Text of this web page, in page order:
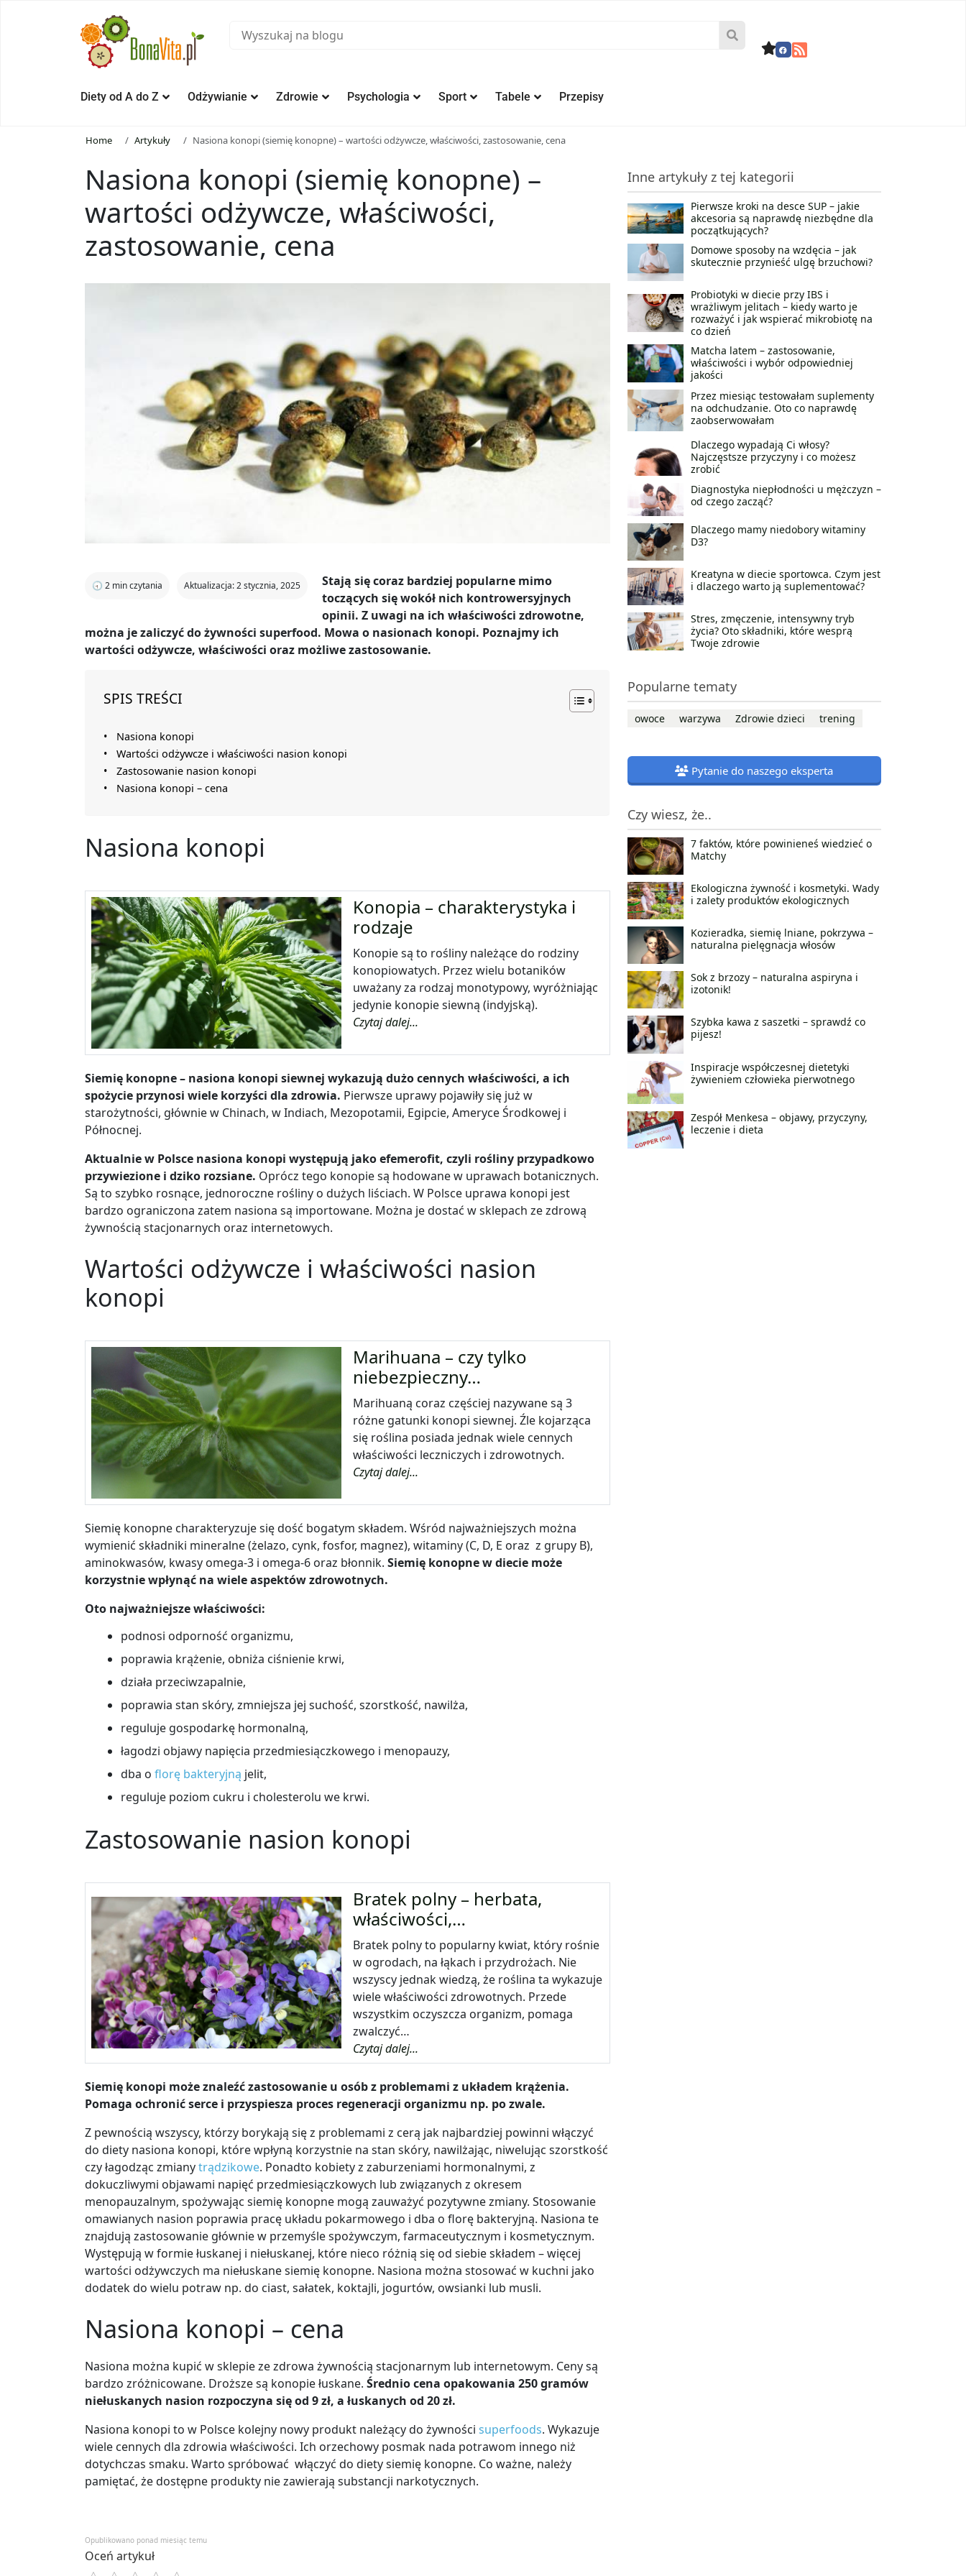
Diety od A do Z Odżywianie Zdrowie Psychologia Sport Tabele Przepisy
Home Artykuły Nasiona konopi (siemię konopne) – wartości odżywcze, właściwości, zastosowanie, cena
Nasiona konopi (siemię konopne) –
wartości odżywcze, właściwości,
zastosowanie, cena
🕣 2 min czytania Aktualizacja: 2 stycznia, 2025
Stają się coraz bardziej popularne mimo
toczących się wokół nich kontrowersyjnych
opinii. Z uwagi na ich właściwości zdrowotne,
można je zaliczyć do żywności superfood. Mowa o nasionach konopi. Poznajmy ich
wartości odżywcze, właściwości oraz możliwe zastosowanie.
SPIS TREŚCI
Nasiona konopi
Wartości odżywcze i właściwości nasion konopi
Zastosowanie nasion konopi
Nasiona konopi – cena
Nasiona konopi
Konopia – charakterystyka i
rodzaje
Konopie są to rośliny należące do rodziny
konopiowatych. Przez wielu botaników
uważany za rodzaj monotypowy, wyróżniając
jedynie konopie siewną (indyjską).
Czytaj dalej...
Siemię konopne – nasiona konopi siewnej wykazują dużo cennych właściwości, a ich
spożycie przynosi wiele korzyści dla zdrowia. Pierwsze uprawy pojawiły się już w
starożytności, głównie w Chinach, w Indiach, Mezopotamii, Egipcie, Ameryce Środkowej i
Północnej.
Aktualnie w Polsce nasiona konopi występują jako efemerofit, czyli rośliny przypadkowo
przywiezione i dziko rozsiane. Oprócz tego konopie są hodowane w uprawach botanicznych.
Są to szybko rosnące, jednoroczne rośliny o dużych liściach. W Polsce uprawa konopi jest
bardzo ograniczona zatem nasiona są importowane. Można je dostać w sklepach ze zdrową
żywnością stacjonarnych oraz internetowych.
Wartości odżywcze i właściwości nasion
konopi
Marihuana – czy tylko
niebezpieczny…
Marihuaną coraz częściej nazywane są 3
różne gatunki konopi siewnej. Źle kojarząca
się roślina posiada jednak wiele cennych
właściwości leczniczych i zdrowotnych.
Czytaj dalej...
Siemię konopne charakteryzuje się dość bogatym składem. Wśród najważniejszych można
wymienić składniki mineralne (żelazo, cynk, fosfor, magnez), witaminy (C, D, E oraz z grupy B),
aminokwasów, kwasy omega-3 i omega-6 oraz błonnik. Siemię konopnew diecie może
korzystnie wpłynąć na wiele aspektów zdrowotnych.
Oto najważniejsze właściwości:
podnosi odporność organizmu,
poprawia krążenie, obniża ciśnienie krwi,
działa przeciwzapalnie,
poprawia stan skóry, zmniejsza jej suchość, szorstkość, nawilża,
reguluje gospodarkę hormonalną,
łagodzi objawy napięcia przedmiesiączkowego i menopauzy,
dba o florę bakteryjną jelit,
reguluje poziom cukru i cholesterolu we krwi.
Zastosowanie nasion konopi
Bratek polny – herbata,
właściwości,…
Bratek polny to popularny kwiat, który rośnie
w ogrodach, na łąkach i przydrożach. Nie
wszyscy jednak wiedzą, że roślina ta wykazuje
wiele właściwości zdrowotnych. Przede
wszystkim oczyszcza organizm, pomaga
zwalczyć…
Czytaj dalej...
Siemię konopi może znaleźć zastosowanie u osób z problemami z układem krążenia.
Pomaga ochronić serce i przyspiesza proces regeneracji organizmu np. po zwale.
Z pewnością wszyscy, którzy borykają się z problemami z cerą jak najbardziej powinni włączyć
do diety nasiona konopi, które wpłyną korzystnie na stan skóry, nawilżając, niwelując szorstkość
czy łagodząc zmianytrądzikowe. Ponadto kobiety z zaburzeniami hormonalnymi, z
dokuczliwymi objawami napięć przedmiesiączkowych lub związanych z okresem
menopauzalnym, spożywając siemię konopne mogą zauważyć pozytywne zmiany. Stosowanie
omawianych nasion poprawia pracę układu pokarmowego i dba o florę bakteryjną. Nasiona te
znajdują zastosowanie głównie w przemyśle spożywczym, farmaceutycznym i kosmetycznym.
Występują w formie łuskanej i niełuskanej, które nieco różnią się od siebie składem –więcej
wartości odżywczych ma niełuskane siemię konopne. Nasiona można stosować w kuchni jako
dodatek do wielu potraw np. do ciast, sałatek, koktajli, jogurtów, owsianki lub musli.
Nasiona konopi – cena
Nasiona można kupić w sklepie ze zdrowa żywnością stacjonarnym lub internetowym. Ceny są
bardzo zróżnicowane. Droższe są konopie łuskane. Średnio cena opakowania 250 gramów
niełuskanych nasion rozpoczyna się od 9 zł, a łuskanych od 20 zł.
Nasiona konopi to w Polsce kolejny nowy produkt należący do żywności superfoods. Wykazuje
wiele cennych dla zdrowia właściwości. Ich orzechowy posmak nada potrawom innego niż
dotychczas smaku. Warto spróbować włączyć do diety siemię konopne. Co ważne, należy
pamiętać, że dostępne produkty nie zawierają substancji narkotycznych.
Opublikowano ponad miesiąc temu
Oceń artykuł
Inne artykuły z tej kategorii
Pierwsze kroki na desce SUP – jakie
akcesoria są naprawdę niezbędne dla
początkujących?
Domowe sposoby na wzdęcia – jak
skutecznie przynieść ulgę brzuchowi?
Probiotyki w diecie przy IBS i
wrażliwym jelitach – kiedy warto je
rozważyć i jak wspierać mikrobiotę na
co dzień
Matcha latem – zastosowanie,
właściwości i wybór odpowiedniej
jakości
Przez miesiąc testowałam suplementy
na odchudzanie. Oto co naprawdę
zaobserwowałam
Dlaczego wypadają Ci włosy?
Najczęstsze przyczyny i co możesz
zrobić
Diagnostyka niepłodności u mężczyzn –
od czego zacząć?
Dlaczego mamy niedobory witaminy
D3?
Kreatyna w diecie sportowca. Czym jest
i dlaczego warto ją suplementować?
Stres, zmęczenie, intensywny tryb
życia? Oto składniki, które wesprą
Twoje zdrowie
Popularne tematy
owoce warzywa Zdrowie dzieci trening
Pytanie do naszego eksperta
Czy wiesz, że..
7 faktów, które powinieneś wiedzieć o
Matchy
Ekologiczna żywność i kosmetyki. Wady
i zalety produktów ekologicznych
Kozieradka, siemię lniane, pokrzywa –
naturalna pielęgnacja włosów
Sok z brzozy – naturalna aspiryna i
izotonik!
Szybka kawa z saszetki – sprawdź co
pijesz!
Inspiracje współczesnej dietetyki
żywieniem człowieka pierwotnego
Zespół Menkesa – objawy, przyczyny,
leczenie i dieta